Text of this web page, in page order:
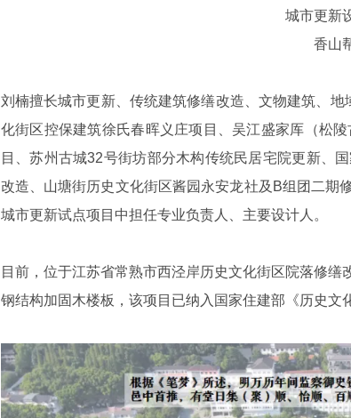
城市更新
香山
刘楠擅长城市更新、传统建筑修缮改造、文物建筑、
化街区控保建筑徐氏春晖义庄项目、吴江盛家厍（松
目、苏州古城32号街坊部分木构传统民居宅院更新、
改造、山塘街历史文化街区酱园永安龙社及B组团二期
城市更新试点项目中担任专业负责人、主要设计人。
目前，位于江苏省常熟市西泾岸历史文化街区院落修
钢结构加固木楼板，该项目已纳入国家住建部《历史文